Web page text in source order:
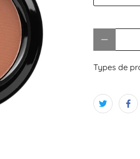
Types de